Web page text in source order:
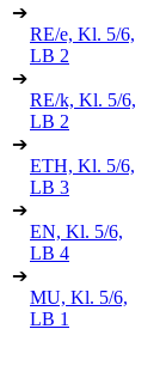
➔
RE/e, Kl. 5/6,
LB 2
➔
RE/k, Kl. 5/6,
LB 2
➔
ETH, Kl. 5/6,
LB 3
➔
EN, Kl. 5/6,
LB 4
➔
MU, Kl. 5/6,
LB 1